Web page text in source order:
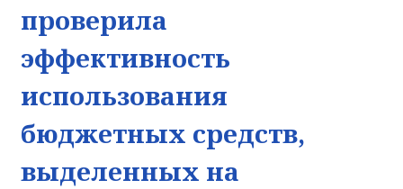
проверила
эффективность
использования
бюджетных средств,
выделенных на